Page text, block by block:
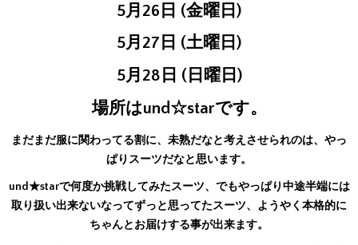
5月26日 (金曜日)
5月27日 (土曜日)
5月28日 (日曜日)
場所はund☆starです。
まだまだ服に関わってる割に、未熟だなと考えさせられのは、やっ
ぱりスーツだなと思います。
und★starで何度か挑戦してみたスーツ、でもやっぱり中途半端には
取り扱い出来ないなってずっと思ってたスーツ、ようやく本格的に
ちゃんとお届けする事が出来ます。